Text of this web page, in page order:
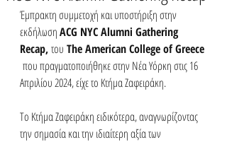
Έμπρακτη συμμετοχή και υποστήριξη στην
εκδήλωση ACG NYC Alumni Gathering
Recap, του The American College of Greece
που πραγματοποιήθηκε στην Νέα Υόρκη στις 16
Απριλίου 2024, είχε το Κτήμα Ζαφειράκη.
Το Κτήμα Ζαφειράκη ειδικότερα, αναγνωρίζοντας
την σημασία και την ιδιαίτερη αξία των